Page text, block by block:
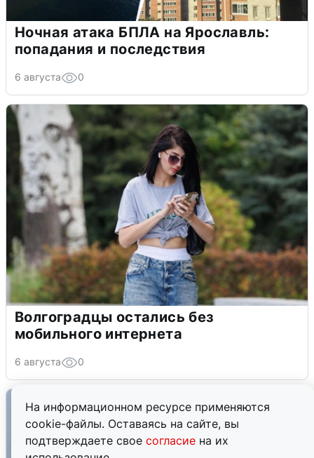
На информационном ресурсе применяются
cookie-файлы. Оставаясь на сайте, вы
подтверждаете свое согласие на их
Ночная атака БПЛА на Ярославль:
попадания и последствия
6 августа 0
Волгоградцы остались без
мобильного интернета
6 августа 0